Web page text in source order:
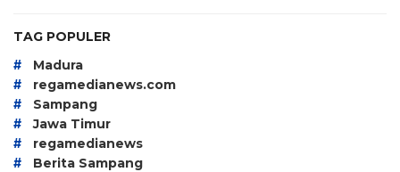
TAG POPULER
# Madura
# regamedianews.com
# Sampang
# Jawa Timur
# regamedianews
# Berita Sampang